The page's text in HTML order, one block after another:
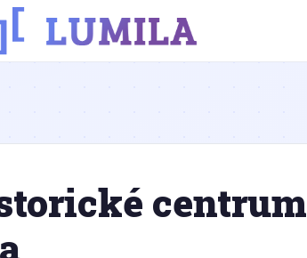
centrum